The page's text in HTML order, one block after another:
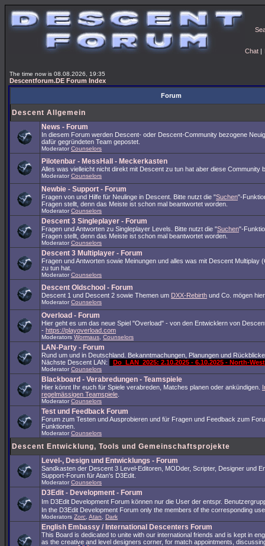
Chat |
The time now is 08.08.2026, 19:35
Descentforum.DE Forum Index
Forum
Descent Allgemein
News - Forum
In diesem Forum werden Descent- oder Descent-Community bezogene
dafür gegründeten Team gepostet.
Moderator Counselors
Pilotenbar - MessHall - Meckerkasten
Alles was vielleicht nicht direkt mit Descent zu tun hat aber diese Community
Moderator Counselors
Newbie - Support - Forum
Fragen von und Hilfe für Neulinge in Descent. Bitte nutzt die "Suchen"-
Fragen stellt, denn das Meiste ist schon mal beantwortet worden.
Moderator Counselors
Descent 3 Singleplayer - Forum
Fragen und Antworten zu Singleplayer Levels. Bitte nutzt die "Suchen"-
Fragen stellt, denn das Meiste ist schon mal beantwortet worden.
Moderator Counselors
Descent 3 Multiplayer - Forum
Fragen und Antworten sowie Meinungen und alles was mit Descent Multiplay
zu tun hat.
Moderator Counselors
Descent Oldschool - Forum
Descent 1 und Descent 2 sowie Themen um DXX-Rebirth und Co. mögen
Moderator Counselors
Overload - Forum
Hier geht es um das neue Spiel "Overload" - von den Entwicklern von
- https://playoverload.com
Moderators Wormaus Counselors
LAN-Party - Forum
Rund um und in Deutschland. Bekanntmachungen, Planungen und
Nächste Descent LAN:
Do_LAN_2025: 2.10.2025 - 6.10.2025 - North-
Moderator Counselors
Blackboard - Verabredungen - Teamspiele
Hier könnt Ihr euch für Spiele verabreden, Matches planen oder ankündigen.
regelmässigen Teamspiele
Moderator Counselors
Test und Feedback Forum
Forum zum Testen und Ausprobieren und für Fragen und Feedback zum
Funktionen.
Moderator Counselors
Descent Entwicklung, Tools und Gemeinschaftsprojekte
Level-, Design und Entwicklungs - Forum
Sandkasten der Descent 3 Level-Editoren, MODder, Scripter, Designer und
Support-Forum für Atan's D3Edit.
Moderator Counselors
D3Edit - Development - Forum
Im D3Edit Development Forum können nur die User der entspr.
In the D3Edit Development Forum only the members of the corresponding
Moderators Zorc Atan Dark
English Embassy / International Descenters Forum
This Board is dedicated to unite with our international friends and is kept in
as the creative and level designers corner, for match appointments,